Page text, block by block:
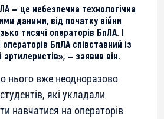
— це небезпечна технологічна
даними, від початку війни
тисячі операторів БпЛА. І
БпЛА співставний із
— заявив він.
нього вже неодноразово
які укладали
навчатися на операторів